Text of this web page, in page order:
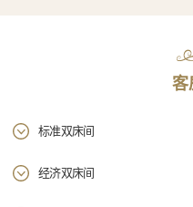
客
标准双床间
经济双床间